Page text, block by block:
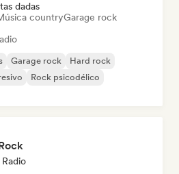
dadas
countryGarage rock
Garage rock
Hard rock
Rock psicodélico
Radio